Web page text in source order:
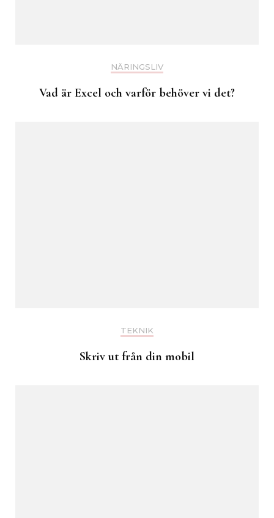
NÄRINGSLIV
Vad är Excel och varför behöver vi det?
TEKNIK
Skriv ut från din mobil